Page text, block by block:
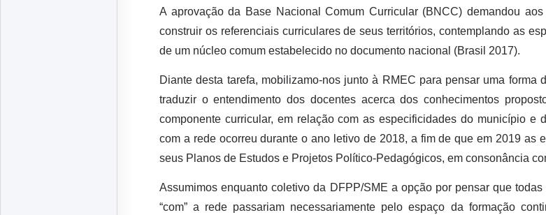
A aprovação da Base Nacional Comum Curricular (BNCC) demandou
construir os referenciais curriculares de seus territórios, contemplando as
de um núcleo comum estabelecido no documento nacional (Brasil 2017).
Diante desta tarefa, mobilizamo-nos junto à RMEC para pensar uma forma
traduzir o entendimento dos docentes acerca dos conhecimentos
componente curricular, em relação com as especificidades do município e
com a rede ocorreu durante o ano letivo de 2018, a fim de que em 2019 as
seus Planos de Estudos e Projetos Político-Pedagógicos, em consonância
Assumimos enquanto coletivo da DFPP/SME a opção por pensar que
“com” a rede passariam necessariamente pelo espaço da formação